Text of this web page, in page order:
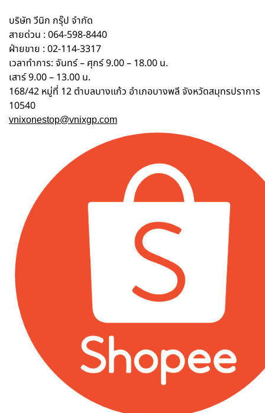
บริษัท วีนิก กรุ๊ป จำกัด
สายด่วน : 064-598-8440
ฝ่ายขาย : 02-114-3317
เวลาทำการ: จันทร์ – ศุกร์ 9.00 – 18.00 น.
เสาร์ 9.00 – 13.00 น.
168/42 หมู่ที่ 12 ตำบลบางแก้ว อำเภอบางพลี จังหวัดสมุทรปราการ
10540
vnixonestop@vnixgp.com